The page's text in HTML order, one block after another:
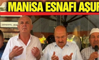
Dünya
İletişim
Künye